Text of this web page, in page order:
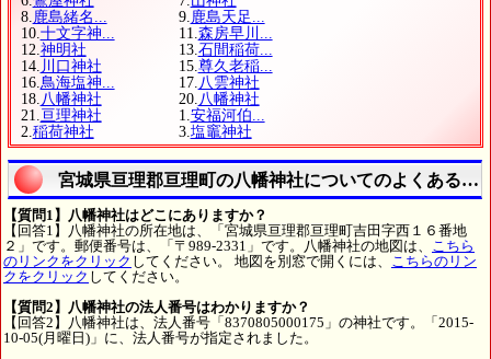
8.鹿島緒名... 9.鹿島天足...
10.十文字神... 11.森房早川...
12.神明社 13.石間稲荷...
14. 川口神社 15.尊久老稲...
16.鳥海塩神... 17.八雲神社
18.八幡神社 20.八幡神社
21.亘理神社 1.安福河伯...
2.稲荷神社 3.塩竈神社
宮城県亘理郡亘理町の八幡神社についてのよくある質
【質問1】八幡神社はどこにありますか？
【回答1】八幡神社の所在地は、「宮城県亘理郡亘理町吉田字西１６番地
２」です。郵便番号は、「〒989-2331」です。八幡神社の地図は、 こちら
のリンクをクリック してください。 地図を別窓で開くには、 こちらのリン
クをクリック してください。
【質問2】八幡神社の法人番号はわかりますか？
【回答2】八幡神社は、法人番号「8370805000175」の神社です。「2015-
10-05(月曜日)」に、法人番号が指定されました。